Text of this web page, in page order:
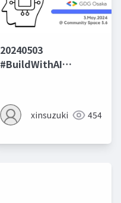
20240503
#BuildWithAI
xinsuzuki 454